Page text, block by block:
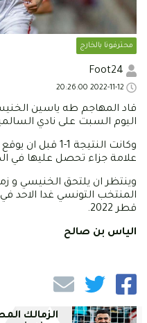
محترفونا بالخارج
قاد المهاجم طه ياسين
اليوم السبت على نادي
وكانت النتيجة
علامة جزاء تحصل عليها في
وينتظر ان يلتحق الخنيسي و
المنتخب التونسي غدا الاحد
قطر 2022.
الياس بن صالح
الزمالك